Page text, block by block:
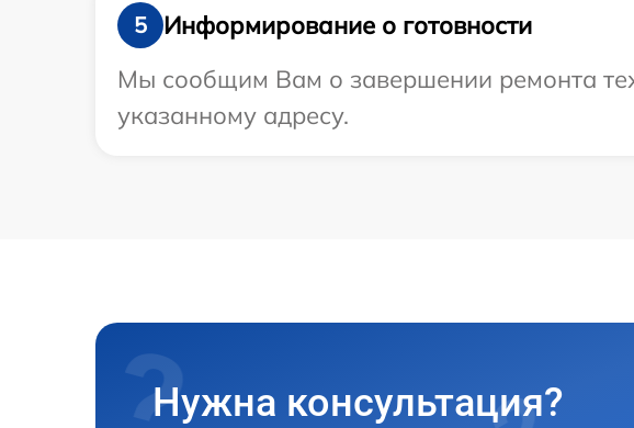
5
Информирование о готовности
Мы сообщим Вам о завершении ремонта
указанному адресу.
Нужна консультация?